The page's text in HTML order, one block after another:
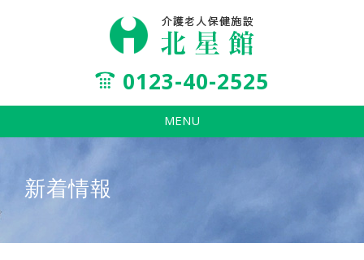
0123-40-2525
MENU
新着情報